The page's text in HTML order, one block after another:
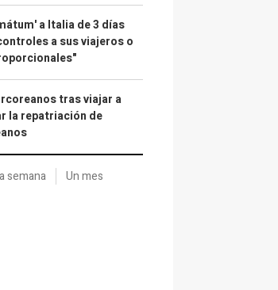
a Italia de 3 días
a sus viajeros o
tras viajar a
la repatriación de
semana Un mes